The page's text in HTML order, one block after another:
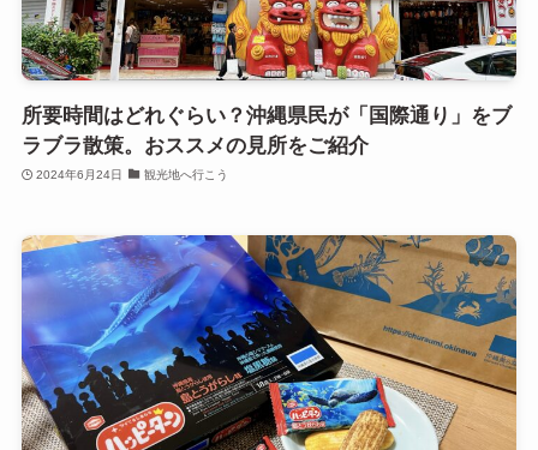
所要時間はどれぐらい？沖縄県民が「国際通り」をブ
ラブラ散策。おススメの見所をご紹介
2024年6月24日 観光地へ行こう